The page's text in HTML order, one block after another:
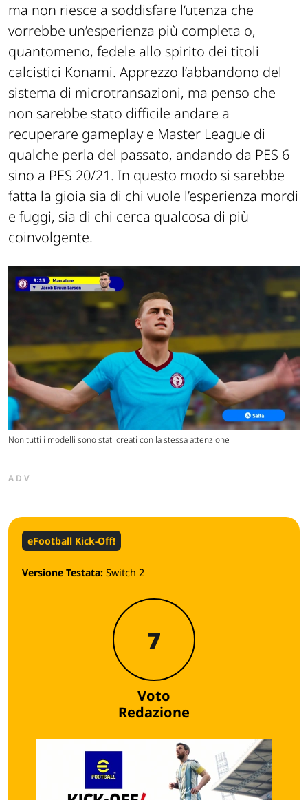
ma non riesce a soddisfare l’utenza che
vorrebbe un’esperienza più completa o,
quantomeno, fedele allo spirito dei titoli
calcistici Konami. Apprezzo l’abbandono del
sistema di microtransazioni, ma penso che
non sarebbe stato difficile andare a
recuperare gameplay e Master League di
qualche perla del passato, andando da PES 6
sino a PES 20/21. In questo modo si sarebbe
fatta la gioia sia di chi vuole l’esperienza mordi
e fuggi, sia di chi cerca qualcosa di più
coinvolgente.
Non tutti i modelli sono stati creati con la stessa attenzione
ADV
eFootball Kick-Off!
Versione Testata: Switch 2
7
Voto
Redazione